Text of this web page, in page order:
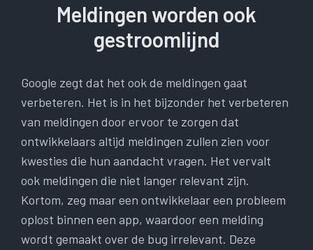
Meldingen worden ook
gestroomlijnd
Google zegt dat het ook de meldingen gaat
verbeteren. Het is in het bijzonder het verbeteren
van meldingen door ervoor te zorgen dat
ontwikkelaars altijd meldingen zullen zien voor
kwesties die hun aandacht vragen. Het vervalt
ook meldingen die niet langer relevant zijn.
Kortom, zeg maar een ontwikkelaar een probleem
oplost binnen een app, waardoor een melding
wordt gemaakt over de bug irrelevant. Deze